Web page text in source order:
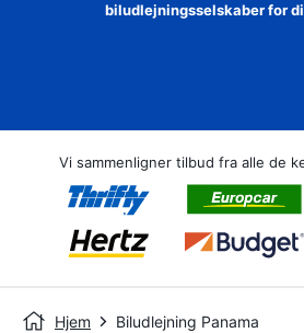
biludlejningsselskaber for
Vi sammenligner tilbud fra alle de
Hjem Biludlejning Panama